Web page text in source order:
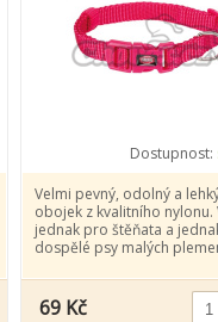
Dostupnost:
Velmi pevný, odolný a
obojek z kvalitního nylonu.
jednak pro štěňata a
dospělé psy malých
69 Kč